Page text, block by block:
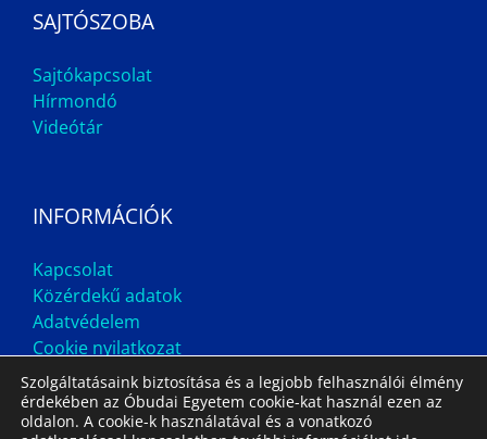
SAJTÓSZOBA
Sajtókapcsolat
Hírmondó
Videótár
INFORMÁCIÓK
Kapcsolat
Közérdekű adatok
Adatvédelem
Cookie nyilatkozat
Szolgáltatásaink biztosítása és a legjobb felhasználói élmény
érdekében az Óbudai Egyetem cookie-kat használ ezen az
oldalon. A cookie-k használatával és a vonatkozó